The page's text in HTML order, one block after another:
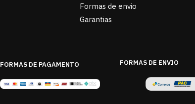
Formas de envio
Garantias
FORMAS DE PAGAMENTO FORMAS DE ENVIO